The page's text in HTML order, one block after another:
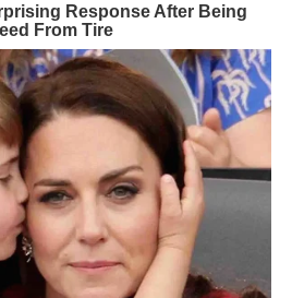
Response After Being
From Tire